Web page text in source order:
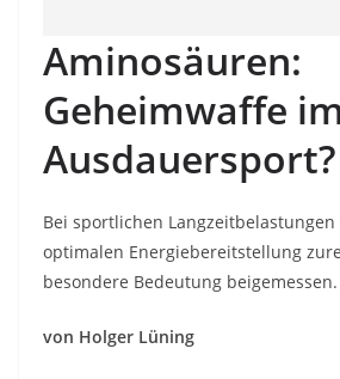
Aminosäuren:
Geheimwaffe im
Ausdauersport?
Bei sportlichen
optimalen Energiebereitstellung
besondere Bedeutung beigemessen.
von Holger Lüning